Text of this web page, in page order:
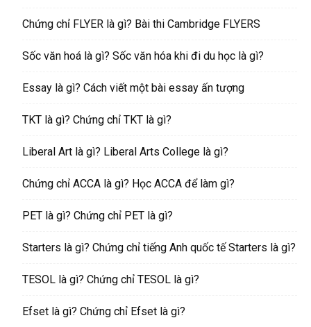
Chứng chỉ FLYER là gì? Bài thi Cambridge FLYERS
Sốc văn hoá là gì? Sốc văn hóa khi đi du học là gì?
Essay là gì? Cách viết một bài essay ấn tượng
TKT là gì? Chứng chỉ TKT là gì?
Liberal Art là gì? Liberal Arts College là gì?
Chứng chỉ ACCA là gì? Học ACCA để làm gì?
PET là gì? Chứng chỉ PET là gì?
Starters là gì? Chứng chỉ tiếng Anh quốc tế Starters là gì?
TESOL là gì? Chứng chỉ TESOL là gì?
Efset là gì? Chứng chỉ Efset là gì?